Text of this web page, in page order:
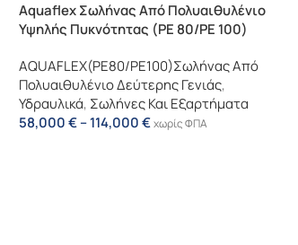
Aquaflex Σωλήνας Από Πολυαιθυλένιο
Υψηλής Πυκνότητας (PE 80/PE 100)
AQUAFLEX(PE80/PE100)Σωλήνας Από
Πολυαιθυλένιο Δεύτερης Γενιάς,
Υδραυλικά, Σωλήνες Και Εξαρτήματα
58,000€–114,000€χωρίς ΦΠΑ